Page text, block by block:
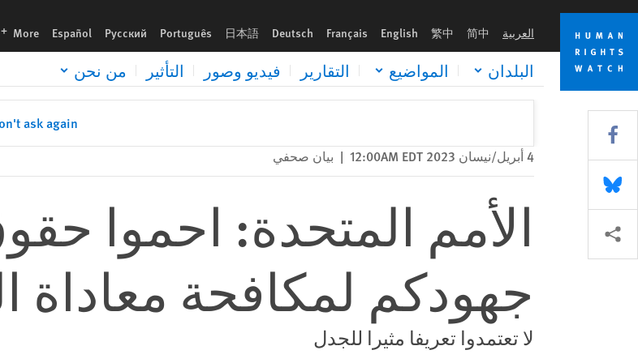
Skip
cookie
privacy
notice
Skip
main
content
العربية 简中
繁中
English
Français
Deutsch
日本語
Português
Русский
Español
More
البلدان المواضيع التقارير فيديو وصور التأثير من نحن
ask again
4 أبريل/نيسان 2023 12:00AM EDT | بيان صحفي
الأمم المتحدة: احموا
جهودكم لمكافحة معاداة
لا تعتمدوا تعريفا مثيرا للجدل
Share this via Facebook
Share this via Bluesky
Share this via مشاركة